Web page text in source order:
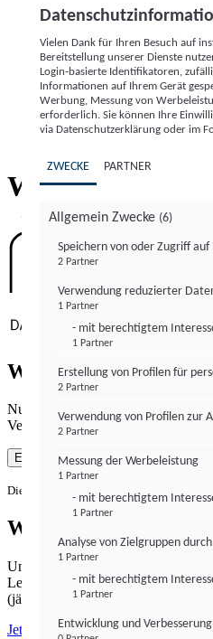
Institutional Money
Impressum
Willkommen bei
Wie gewohnt mit
Nutzen Sie institutional-
Verwendung von Cookies für
Einverstanden
Die Zustimmung ist jederzeit widerrufbar.
Werbefrei lesen
Unabhängiger Journalismus hat
Lesen Sie institutional-money.com
(jährliche Abrechnung).
Jetzt abonnieren
Vielen Dank für Ihren Besuch auf
Bereitstellung unserer Dienste
Login-basierte Identifikatoren,
Informationen auf Ihrem Gerät
Werbung, Messung von
erforderlich. Sie können Ihre
via Datenschutzerklärung oder im
ZWECKE PARTNER
Allgemein Zwecke (6)
Speichern von oder Zugriff
2 Partner
Verwendung reduzierter
1 Partner
- mit berechtigtem
1 Partner
Erstellung von Profilen für
2 Partner
Verwendung von Profilen zur
2 Partner
Messung der Werbeleistung
1 Partner
- mit berechtigtem
1 Partner
Analyse von Zielgruppen
1 Partner
- mit berechtigtem
1 Partner
Entwicklung und